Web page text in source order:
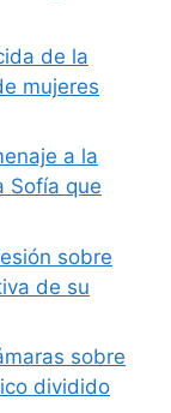
de la
mujeres
a la
Sofía que
sobre
de su
sobre
dividido